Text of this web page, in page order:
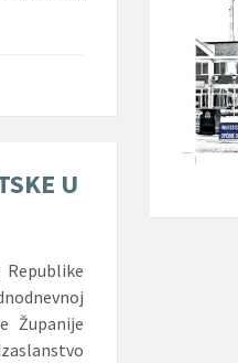
U
Republike
Županije